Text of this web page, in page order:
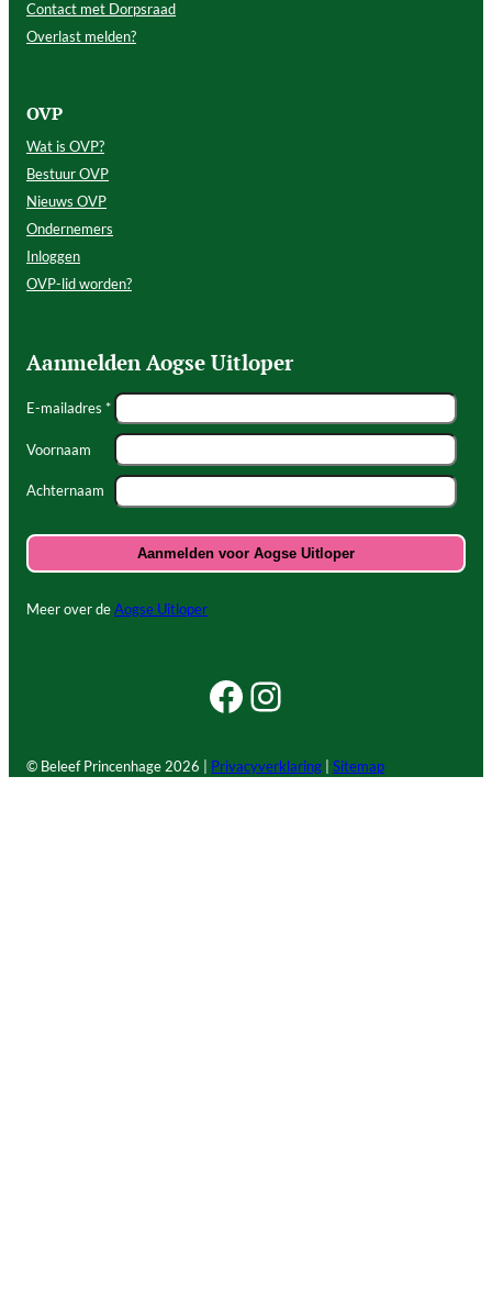
Contact met Dorpsraad
Overlast melden?
OVP
Wat is OVP?
Bestuur OVP
Nieuws OVP
Ondernemers
Inloggen
OVP-lid worden?
Aanmelden Aogse Uitloper
E-mailadres *
Voornaam
Achternaam
Meer over deAogse Uitloper
Facebook Beleef Princenhage
Instagram Beleef Princenhage
© Beleef Princenhage 2026 | Privacyverklaring Sitemap